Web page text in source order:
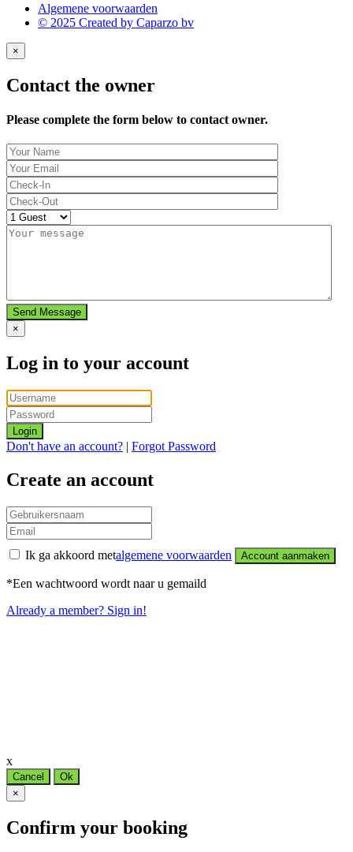
Algemene voorwaarden
© 2025 Created by Caparzo bv
×
Contact the owner
Please complete the form below to contact owner.
Send Message
×
Log in to your account
Login
Don't have an account? | Forgot Password
Create an account
Ik ga akkoord metalgemene voorwaarden Account aanmaken
*Een wachtwoord wordt naar u gemaild
Already a member? Sign in!
x
Cancel
Ok
×
Confirm your booking